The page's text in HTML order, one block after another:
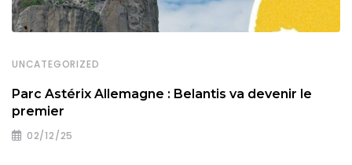
UNCATEGORIZED
Parc Astérix Allemagne : Belantis va devenir le
premier
02/12/25